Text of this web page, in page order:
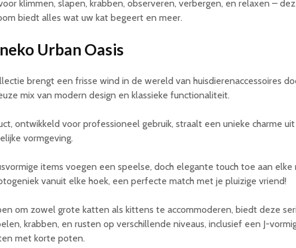
klimmen, slapen, krabben, observeren, verbergen, en relaxen –
biedt alles wat uw kat begeert en meer.
Urban Oasis
brengt een frisse wind in de wereld van huisdierenaccessoires
mix van modern design en klassieke functionaliteit.
ontwikkeld voor professioneel gebruik, straalt een unieke charme
vormgeving.
items voegen een speelse, doch elegante touch toe aan elke
vanuit elke hoek, een perfecte match met je pluizige vriend!
om zowel grote katten als kittens te accommoderen, biedt deze
krabben, en rusten op verschillende niveaus, inclusief een J-
met korte poten.